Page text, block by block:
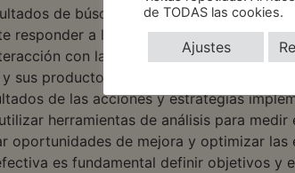
de búsqueda. La interacción con
responder a los comentarios y
con la audiencia no solo ayuda
sus productos o servicios. La última
de las acciones y estrategias
herramientas de análisis para
oportunidades de mejora y optimizar
es fundamental definir objetivos y
de TODAS las cookies.
Ajustes